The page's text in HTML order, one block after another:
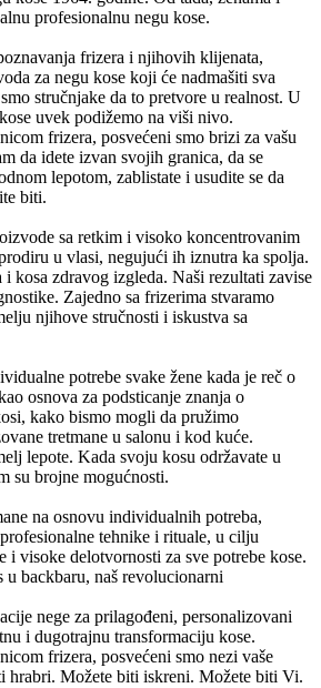
profesionalnu negu kose.
frizera i njihovih klijenata,
za negu kose koji će nadmašiti sva
stručnjake da to pretvore u realnost. U
uvek podižemo na viši nivo.
frizera, posvećeni smo brizi za vašu
da idete izvan svojih granica, da se
lepotom, zablistate i usudite se da
biti.
sa retkim i visoko koncentrovanim
u vlasi, negujući ih iznutra ka spolja.
kosa zdravog izgleda. Naši rezultati zavise
Zajedno sa frizerima stvaramo
njihove stručnosti i iskustva sa
potrebe svake žene kada je reč o
osnova za podsticanje znanja o
kako bismo mogli da pružimo
tretmane u salonu i kod kuće.
lepote. Kada svoju kosu održavate u
su brojne mogućnosti.
na osnovu individualnih potreba,
tehnike i rituale, u cilju
i visoke delotvornosti za sve potrebe kose.
u backbaru, naš revolucionarni
nege za prilagođeni, personalizovani
i dugotrajnu transformaciju kose.
frizera, posvećeni smo nezi vaše
hrabri. Možete biti iskreni. Možete biti Vi.